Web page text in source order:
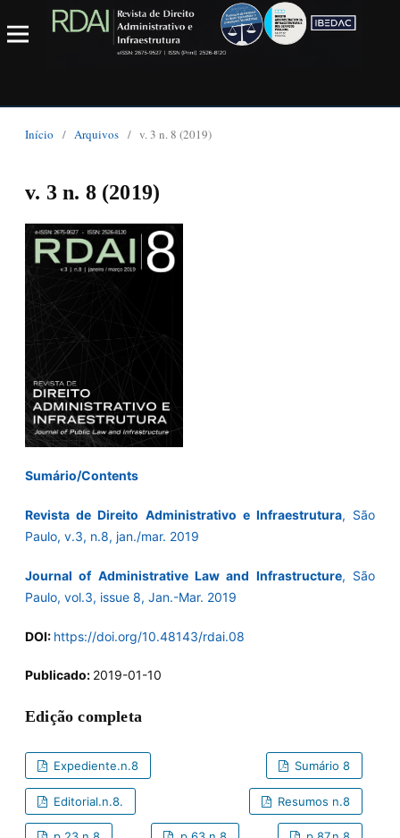
Início / Arquivos / v. 3 n. 8 (2019)
v. 3 n. 8 (2019)
Sumário/Contents
Revista de Direito Administrativo e Infraestrutura, São
Paulo, v.3, n.8, jan./mar. 2019
Journal of Administrative Law and Infrastructure, São
Paulo, vol.3, issue 8, Jan.-Mar. 2019
DOI: https://doi.org/10.48143/rdai.08
Publicado: 2019-01-10
Edição completa
Expediente.n.8 Sumário 8
Editorial.n.8. Resumos n.8